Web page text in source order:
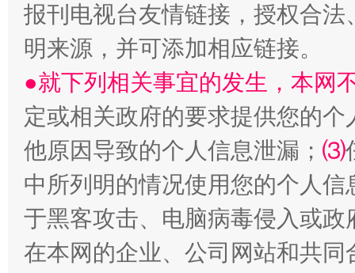
全民健身五年计划来了！等你上场
报刊电视台友情链接，授权合
明来源，并可添加相应链接。
●就下列相关事宜的发生，本网
定或相关政府的要求提供您的个
他原因导致的个人信息泄漏； ⑶
中所列明的情况使用您的个人
于黑客攻击、电脑病毒侵入或
在本网的企业、公司网站和共